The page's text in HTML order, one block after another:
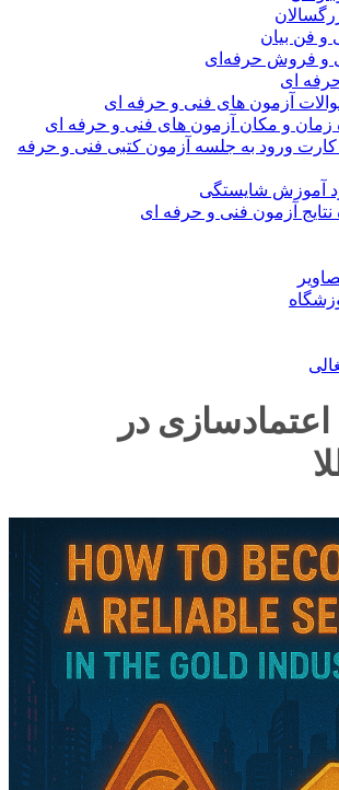
و فن بیان
و فروش حرفه‌ای
ای
آزمون های فنی و حرفه ای
زمان و مکان آزمون های فنی و حرفه ای
ورود به جلسه آزمون کتبی فنی و حرفه
آموزش شایستگی
آزمون فنی و حرفه ای
اعتمادسازی در